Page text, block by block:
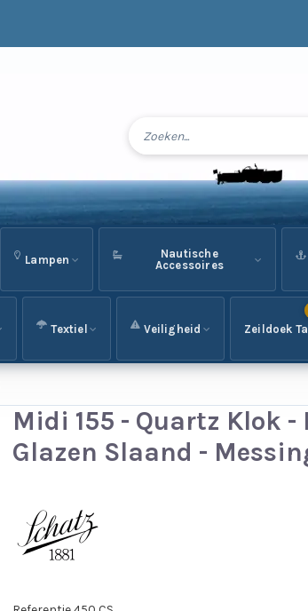
Lampen
Nautische
Accessoires
Textiel Veiligheid Zeildoek
Midi 155 - Quartz Klok -
Glazen Slaand -